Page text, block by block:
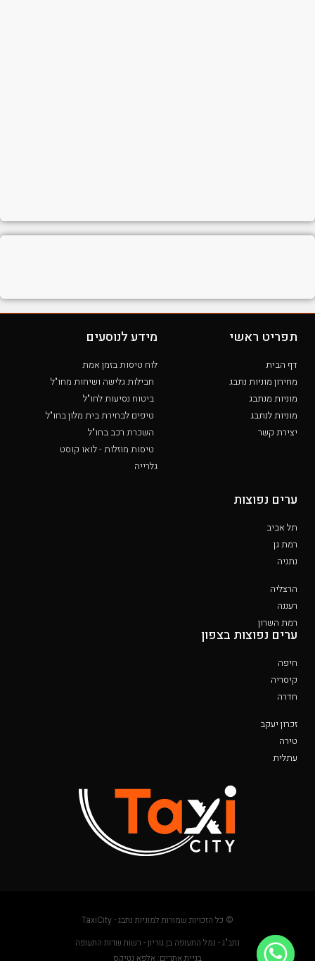
תפריט ראשי
דף הבית
מחירון מוניות נתבג
מוניות מנתבג
מוניות לנתבג
יצירת קשר
מידע לנוסעים
לוח טיסות בזמן אמת
חבילות גלישה ושיחות מחו"ל
ביטוח נסיעות לחו"ל
טיפים לבחירת בית מלון בחו"ל
השכרת רכב בחו"ל
טיסות מוזלות - לואו קוסט
גלרייה
ערים נפוצות
תל אביב
רמת גן
נתניה
הרצליה
רעננה
רמת השרון
ערים נפוצות בצפון
חיפה
קיסריה
חדרה
זכרון יעקב
טירה
עתלית
© כל הזכויות שמורות למוניות נתבג - TaxiCity
נתב"ג - נמל התעופה בן גוריון - רשות שדות התעופה
בניית אתרים: אלפא נטיקס